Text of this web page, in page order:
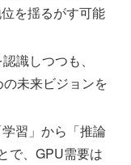
を揺るがす可能
識しつつも、
未来ビジョンを
習」から「推論
で、GPU需要は